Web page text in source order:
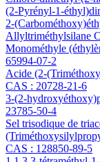
(2-Pyrényl-1-
2-
Allyltriméthylsilane
Monométhyle
65994-07-2
Acide (2-
CAS : 20728-21-6
3-(2-
23785-50-4
Sel trisodique de
CAS : 128850-89-5